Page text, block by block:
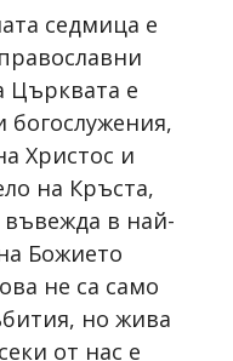
седмица е
Църквата е
богослужения,
Христос и
на Кръста,
в най-
Божието
не са само
но жива
от нас е